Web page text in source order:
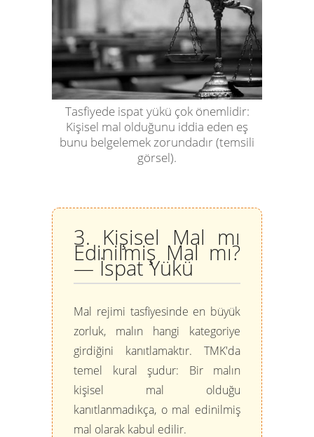
Tasfiyede ispat yükü çok önemlidir:
Kişisel mal olduğunu iddia eden eş
bunu belgelemek zorundadır (temsili
görsel).
3. Kişisel Mal mı
Edinilmiş Mal mı?
— İspat Yükü
Mal rejimi tasfiyesinde en büyük
zorluk, malın hangi kategoriye
girdiğini kanıtlamaktır. TMK'da
temel kural şudur: Bir malın
kişisel mal olduğu
kanıtlanmadıkça, o mal edinilmiş
mal olarak kabul edilir.